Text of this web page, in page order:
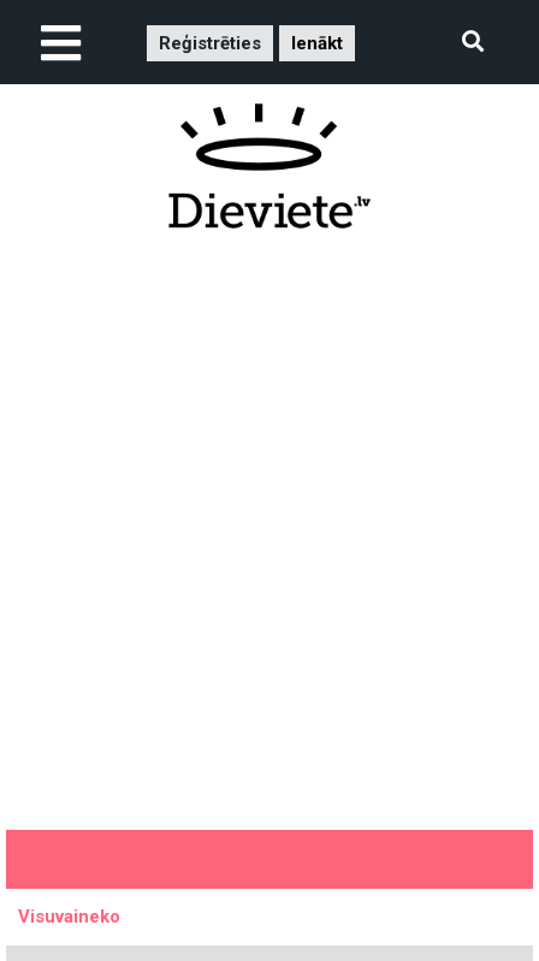
Reģistrēties Ienākt
Visuvaineko